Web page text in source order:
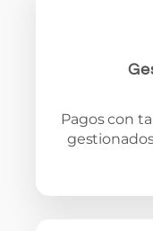
Pagos con